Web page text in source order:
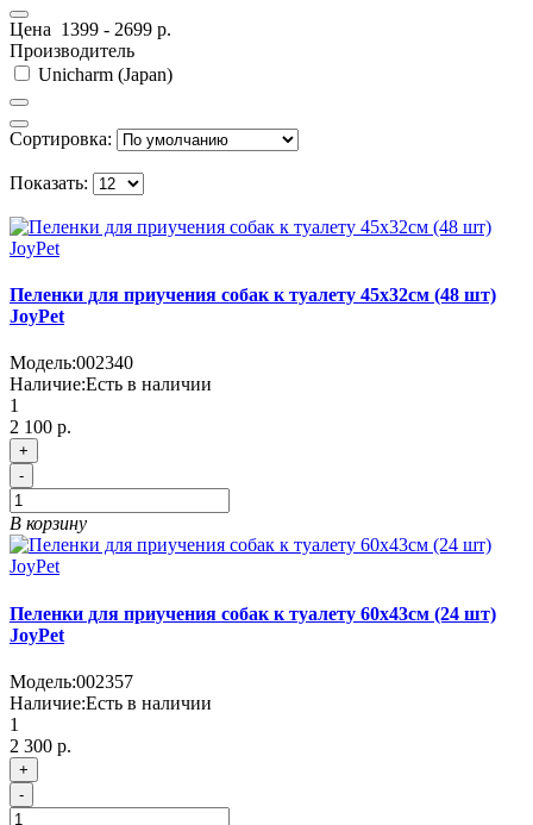
Цена 1399 - 2699 р.
Производитель
Unicharm (Japan)
Сортировка:
Показать:
Пеленки для приучения собак к туалету 45х32см (48 шт)
JoyPet
Модель:002340
Наличие:Есть в наличии
1
2 100 р.
+
-
В корзину
Пеленки для приучения собак к туалету 60х43см (24 шт)
JoyPet
Модель:002357
Наличие:Есть в наличии
1
2 300 р.
+
-